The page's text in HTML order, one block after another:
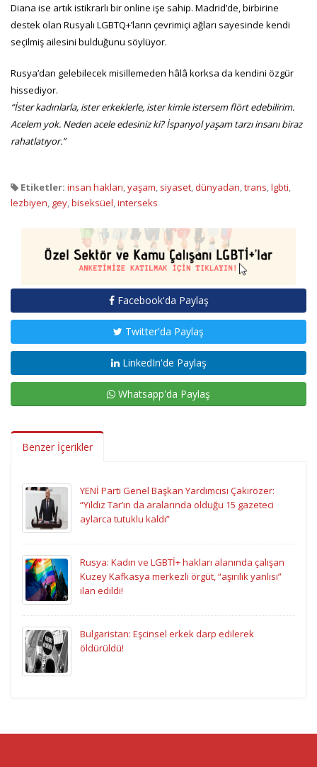
Diana ise artık istikrarlı bir online işe sahip. Madrid’de, birbirine
destek olan Rusyalı LGBTQ+’ların çevrimiçi ağları sayesinde kendi
seçilmiş ailesini bulduğunu söylüyor.
Rusya’dan gelebilecek misillemeden hâlâ korksa da kendini özgür
hissediyor.
“İster kadınlarla, ister erkeklerle, ister kimle istersem flört edebilirim.
Acelem yok. Neden acele edesiniz ki? İspanyol yaşam tarzı insanı biraz
rahatlatıyor.”
Etiketler: insan hakları,yaşam, siyaset,dünyadan,trans,lgbti,
lezbiyen, gey,biseksüel,interseks
Facebook'da Paylaş
Twitter'da Paylaş
LinkedIn'de Paylaş
Whatsapp'da Paylaş
Benzer İçerikler
YENİ Parti Genel Başkan Yardımcısı Çakırözer:
“Yıldız Tar’ın da aralarında olduğu 15 gazeteci
aylarca tutuklu kaldı”
Rusya: Kadın ve LGBTİ+ hakları alanında çalışan
Kuzey Kafkasya merkezli örgüt, “aşırılık yanlısı”
ilan edildi!
Bulgaristan: Eşcinsel erkek darp edilerek
öldürüldü!